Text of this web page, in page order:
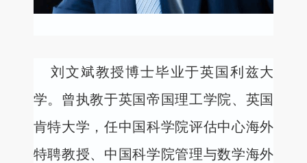
刘文斌教授博士毕业于英国利兹大
学。曾执教于英国帝国理工学院、英国
肯特大学，任中国科学院评估中心海外
特聘教授、中国科学院管理与数学海外